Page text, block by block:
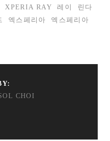
XPERIA RAY 레이
린다
엑스페리아
엑스페리아
CHOI